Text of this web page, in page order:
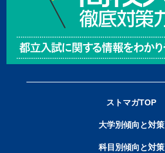
ストマガTOP
大学別傾向と対策
科目別傾向と対策